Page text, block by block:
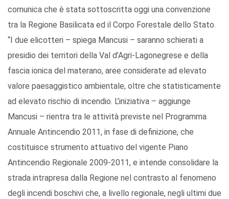
comunica che è stata sottoscritta oggi una convenzione
tra la Regione Basilicata ed il Corpo Forestale dello Stato.
“I due elicotteri – spiega Mancusi – saranno schierati a
presidio dei territori della Val d’Agri-Lagonegrese e della
fascia ionica del materano, aree considerate ad elevato
valore paesaggistico ambientale, oltre che statisticamente
ad elevato rischio di incendio. L’iniziativa – aggiunge
Mancusi – rientra tra le attività previste nel Programma
Annuale Antincendio 2011, in fase di definizione, che
costituisce strumento attuativo del vigente Piano
Antincendio Regionale 2009-2011, e intende consolidare la
strada intrapresa dalla Regione nel contrasto al fenomeno
degli incendi boschivi che, a livello regionale, negli ultimi due